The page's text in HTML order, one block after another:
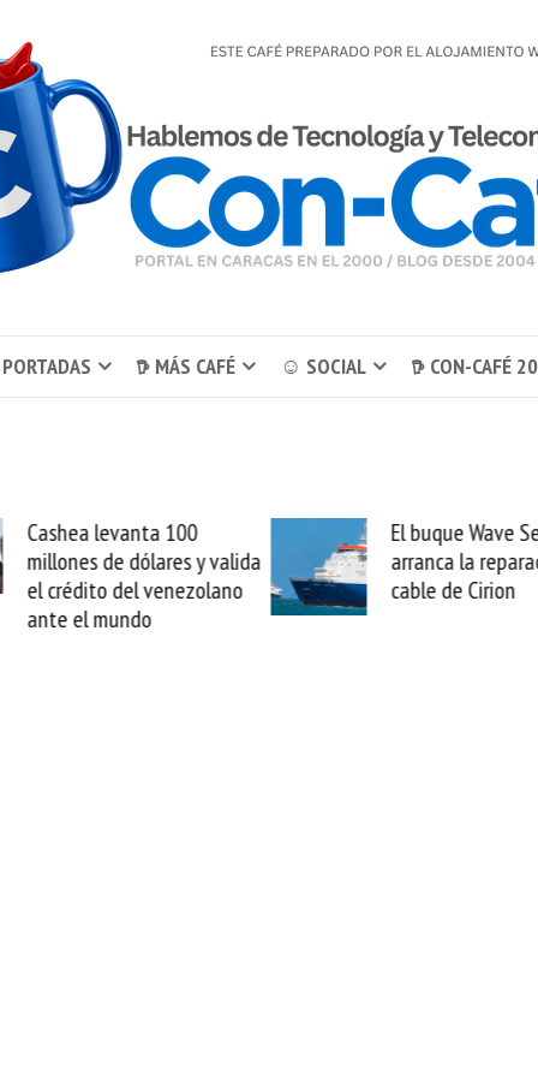
𖠚 MÁS CAFÉ ☺ SOCIAL 𖠚 CON-CAFÉ
El buque Wave Sentinel
arranca la reparación del
cable de Cirion
Uber se lleva
sabemos todo lo
mejorar
esta movida